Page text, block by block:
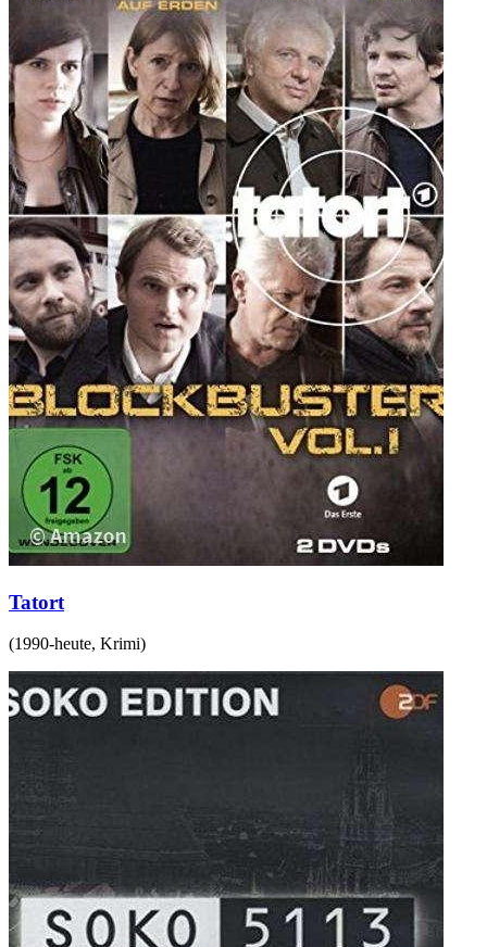
Tatort
(1990-heute, Krimi)